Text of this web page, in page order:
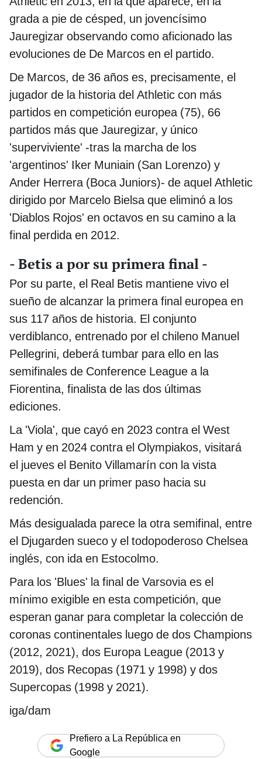
grada a pie de césped, un jovencísimo
Jauregizar observando como aficionado las
evoluciones de De Marcos en el partido.
De Marcos, de 36 años es, precisamente, el
jugador de la historia del Athletic con más
partidos en competición europea (75), 66
partidos más que Jauregizar, y único
'superviviente' -tras la marcha de los
'argentinos' Iker Muniain (San Lorenzo) y
Ander Herrera (Boca Juniors)- de aquel Athletic
dirigido por Marcelo Bielsa que eliminó a los
'Diablos Rojos' en octavos en su camino a la
final perdida en 2012.
- Betis a por su primera final -
Por su parte, el Real Betis mantiene vivo el
sueño de alcanzar la primera final europea en
sus 117 años de historia. El conjunto
verdiblanco, entrenado por el chileno Manuel
Pellegrini, deberá tumbar para ello en las
semifinales de Conference League a la
Fiorentina, finalista de las dos últimas
ediciones.
La 'Viola', que cayó en 2023 contra el West
Ham y en 2024 contra el Olympiakos, visitará
el jueves el Benito Villamarín con la vista
puesta en dar un primer paso hacia su
redención.
Más desigualada parece la otra semifinal, entre
el Djugarden sueco y el todopoderoso Chelsea
inglés, con ida en Estocolmo.
Para los 'Blues' la final de Varsovia es el
mínimo exigible en esta competición, que
esperan ganar para completar la colección de
coronas continentales luego de dos Champions
(2012, 2021), dos Europa League (2013 y
2019), dos Recopas (1971 y 1998) y dos
Supercopas (1998 y 2021).
iga/dam
Prefiero a La República en
Google